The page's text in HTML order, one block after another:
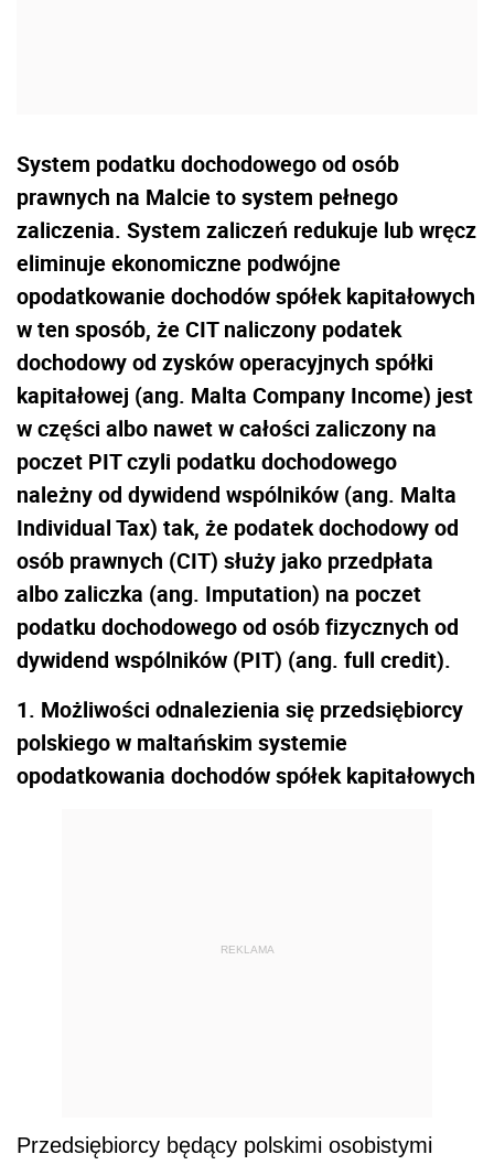
System podatku dochodowego od osób
prawnych na Malcie to system pełnego
zaliczenia. System zaliczeń redukuje lub wręcz
eliminuje ekonomiczne podwójne
opodatkowanie dochodów spółek kapitałowych
w ten sposób, że CIT naliczony podatek
dochodowy od zysków operacyjnych spółki
kapitałowej (ang. Malta Company Income) jest
w części albo nawet w całości zaliczony na
poczet PIT czyli podatku dochodowego
należny od dywidend wspólników (ang. Malta
Individual Tax) tak, że podatek dochodowy od
osób prawnych (CIT) służy jako przedpłata
albo zaliczka (ang. Imputation) na poczet
podatku dochodowego od osób fizycznych od
dywidend wspólników (PIT) (ang. full credit).
1. Możliwości odnalezienia się przedsiębiorcy
polskiego w maltańskim systemie
opodatkowania dochodów spółek kapitałowych
REKLAMA
Przedsiębiorcy będący polskimi osobistymi